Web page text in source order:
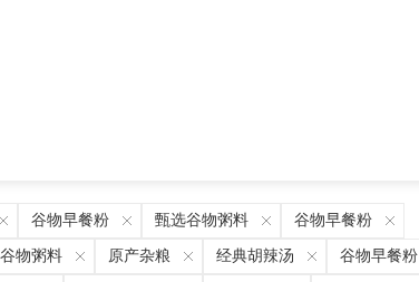
谷物早餐粉 甄选谷物粥料 谷物早餐粉
物粥料 原产杂粮 经典胡辣汤 谷物早餐粉